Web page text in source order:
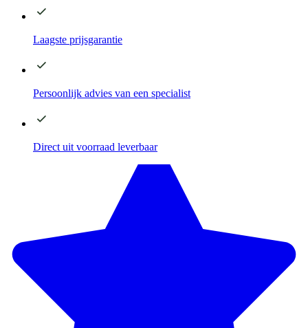
Laagste prijsgarantie
Persoonlijk advies van een specialist
Direct uit voorraad leverbaar